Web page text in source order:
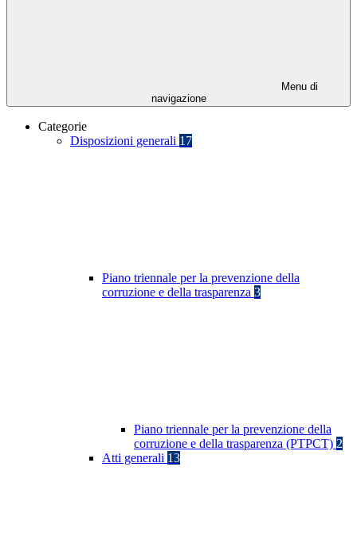
Menu di
navigazione
Categorie
Disposizioni generali 17
Piano triennale per la prevenzione della
corruzione e della trasparenza 3
Piano triennale per la prevenzione della
corruzione e della trasparenza (PTPCT) 2
Atti generali 13